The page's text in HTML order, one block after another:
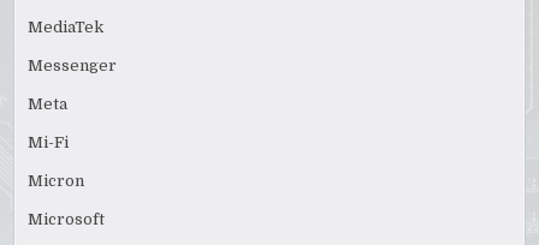
MediaTek
Messenger
Meta
Mi-Fi
Micron
Microsoft